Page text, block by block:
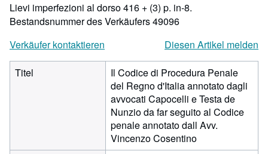
Lievi imperfezioni al dorso 416 + (3) p. in-8.
Bestandsnummer des Verkäufers 49096
Verkäufer kontaktieren
Diesen Artikel melden
Titel
Il Codice di Procedura Penale
del Regno d'Italia annotato dagli
avvocati Capocelli e Testa de
Nunzio da far seguito al Codice
penale annotato dall Avv.
Vincenzo Cosentino